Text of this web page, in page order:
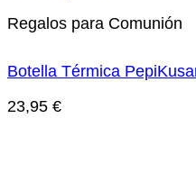
Regalos para Comunión
Botella Térmica
23,95 €